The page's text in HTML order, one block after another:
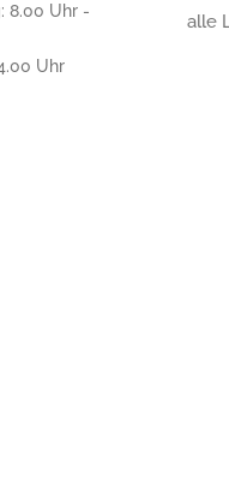
8.00 Uhr -
Uhr
alle